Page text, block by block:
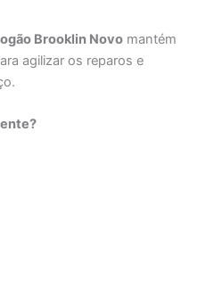
Brooklin Novo mantém
agilizar os reparos e